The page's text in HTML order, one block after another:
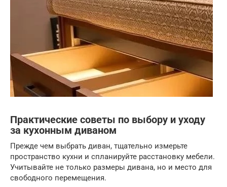
Практические советы по выбору и уходу
за кухонным диваном
Прежде чем выбрать диван, тщательно измерьте
пространство кухни и спланируйте расстановку мебели.
Учитывайте не только размеры дивана, но и место для
свободного перемещения.